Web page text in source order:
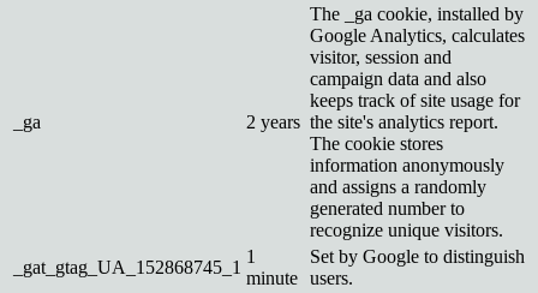
_ga 2 years
The _ga cookie, installed by
Google Analytics, calculates
visitor, session and
campaign data and also
keeps track of site usage for
the site's analytics report.
The cookie stores
information anonymously
and assigns a randomly
generated number to
recognize unique visitors.
_gat_gtag_UA_152868745_1
1
minute
Set by Google to distinguish
users.